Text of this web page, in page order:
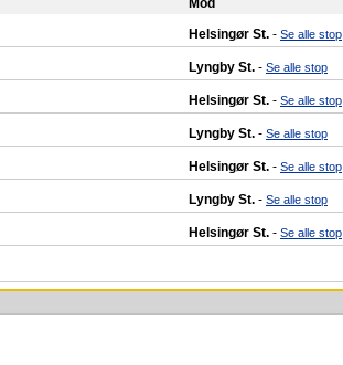
Mod
Helsingør St. - Se alle stop
Lyngby St. - Se alle stop
Helsingør St. - Se alle stop
Lyngby St. - Se alle stop
Helsingør St. - Se alle stop
Lyngby St. - Se alle stop
Helsingør St. - Se alle stop